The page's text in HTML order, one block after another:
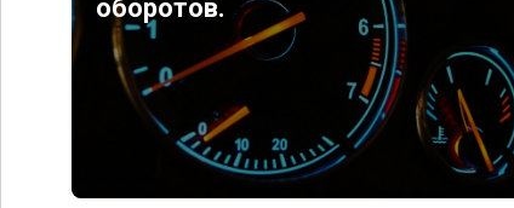
оборотов.